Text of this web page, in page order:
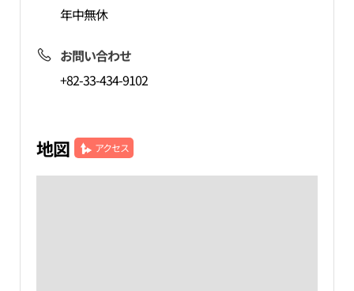
年中無休
お問い合わせ
+82-33-434-9102
地図 アクセス